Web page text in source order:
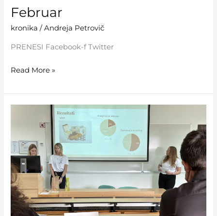
Februar
kronika /Andreja Petrovič
PRENESI Facebook-f Twitter
Read More »